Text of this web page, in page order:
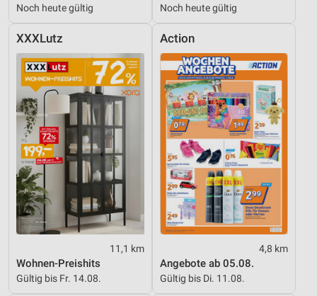
Noch heute gültig Noch heute gültig
XXXLutz
11,1 km
Wohnen-Preishits
Gültig bis Fr. 14.08.
Action
4,8 km
Angebote ab 05.08.
Gültig bis Di. 11.08.